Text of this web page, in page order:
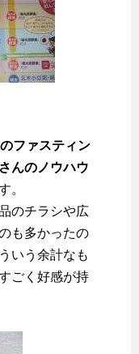
ファスティン
んのノウハウ
。
のチラシや広
も多かったの
いう余計なも
ごく好感が持